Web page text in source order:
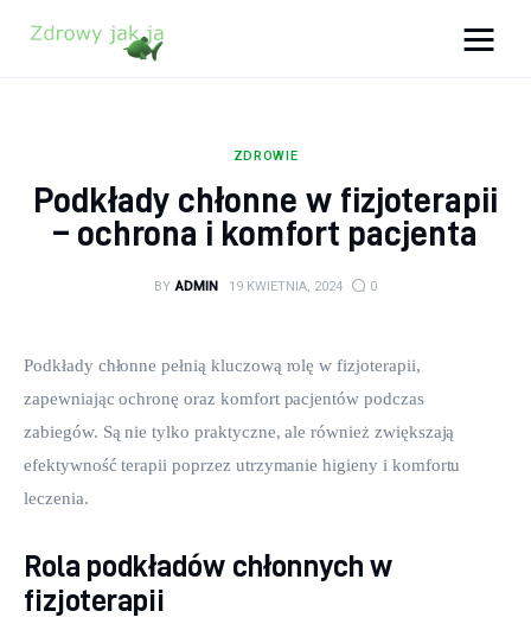
Zdrowy jak ja
Uroda
Lifestyle
Kontakt
ZDROWIE
Podkłady chłonne w fizjoterapii
– ochrona i komfort pacjenta
BY ADMIN 19 KWIETNIA, 2024 0
Podkłady chłonne pełnią kluczową rolę w fizjoterapii,
zapewniając ochronę oraz komfort pacjentów podczas
zabiegów. Są nie tylko praktyczne, ale również zwiększają
efektywność terapii poprzez utrzymanie higieny i komfortu
leczenia.
Rola podkładów chłonnych w
fizjoterapii